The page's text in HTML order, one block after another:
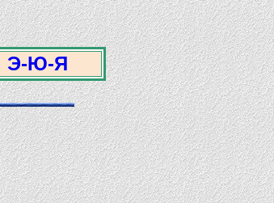
Э-Ю-Я